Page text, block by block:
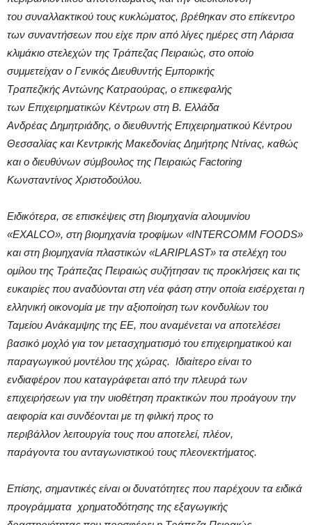
του συναλλακτικού τους κυκλώματος, βρέθηκαν στο επίκεντρο
των συναντήσεων που είχε πριν από λίγες ημέρες στη Λάρισα
κλιμάκιο στελεχών της Τράπεζας Πειραιώς, στο οποίο
συμμετείχαν ο Γενικός Διευθυντής Εμπορικής
Τραπεζικής Αντώνης Κατραούρας, ο επικεφαλής
των Επιχειρηματικών Κέντρων στη Β. Ελλάδα
Ανδρέας Δημητριάδης, ο διευθυντής Επιχειρηματικού Κέντρου
Θεσσαλίας και Κεντρικής Μακεδονίας Δημήτρης Ντίνας, καθώς
και ο διευθύνων σύμβουλος της Πειραιώς Factoring
Κωνσταντίνος Χριστοδούλου.
Ειδικότερα, σε επισκέψεις στη βιομηχανία αλουμινίου
«EXALCO», στη βιομηχανία τροφίμων «INTERCOMM FOODS»
και στη βιομηχανία πλαστικών «LARIPLAST» τα στελέχη του
ομίλου της Τράπεζας Πειραιώς συζήτησαν τις προκλήσεις και τις
ευκαιρίες που αναδύονται στη νέα φάση στην οποία εισέρχεται η
ελληνική οικονομία με την αξιοποίηση των κονδυλίων του
Ταμείου Ανάκαμψης της ΕΕ, που αναμένεται να αποτελέσει
βασικό μοχλό για τον μετασχηματισμό του επιχειρηματικού και
παραγωγικού μοντέλου της χώρας. Ιδιαίτερο είναι το
ενδιαφέρον που καταγράφεται από την πλευρά των
επιχειρήσεων για την υιοθέτηση πρακτικών που προάγουν την
αειφορία και συνδέονται με τη φιλική προς το
περιβάλλον λειτουργία τους που αποτελεί, πλέον,
παράγοντα του ανταγωνιστικού τους πλεονεκτήματος.
Επίσης, σημαντικές είναι οι δυνατότητες που παρέχουν τα ειδικά
προγράμματα χρηματοδότησης της εξαγωγικής